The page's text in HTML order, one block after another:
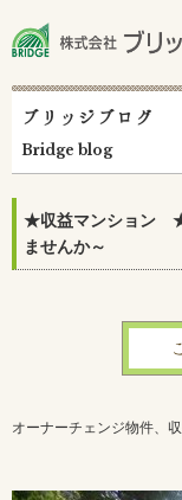
ブリッジブログ
Bridge blog
★収益マンション ★
ませんか～
オーナーチェンジ物件、